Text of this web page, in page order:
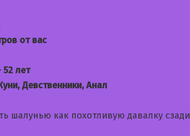
от вас
52 лет
Девственники, Анал
шалунью как похотливую давалку сзади